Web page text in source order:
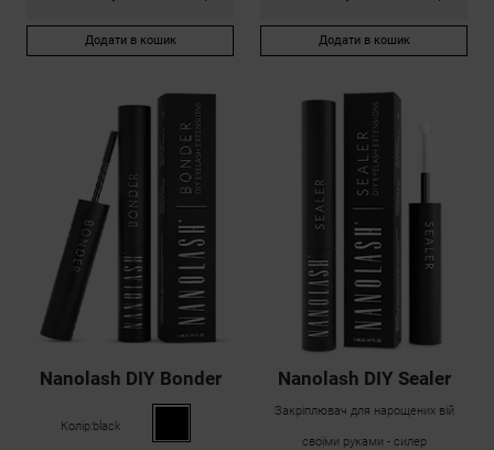
Додати в кошик Додати в кошик
Nanolash DIY Bonder
Колір:black
Nanolash DIY Sealer
Закріплювач для нарощених вій
своїми руками - силер